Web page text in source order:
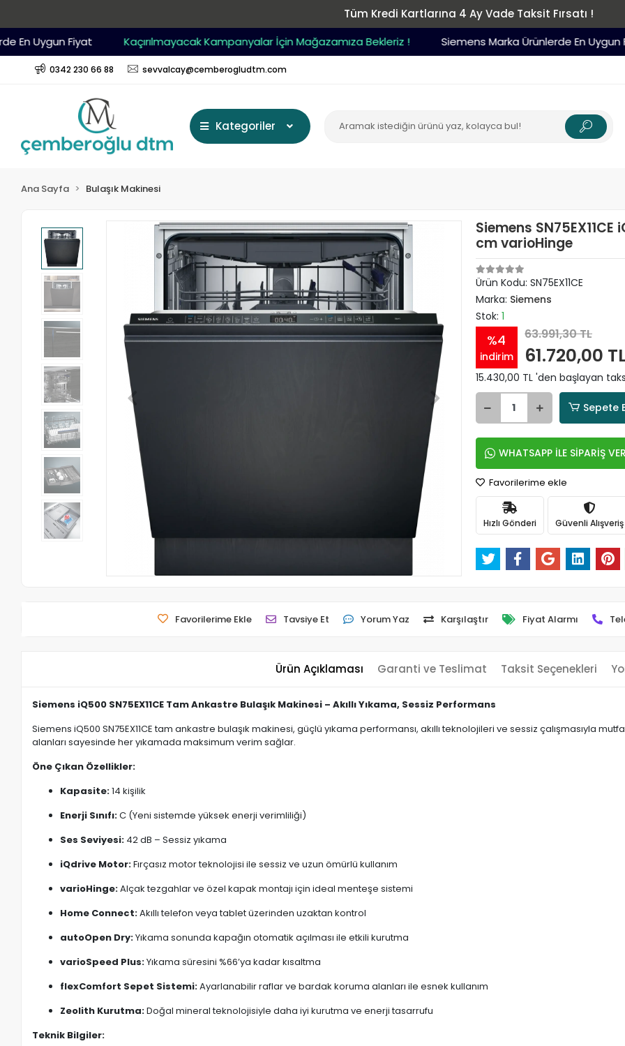
Tüm Kredi Kartlarına 4 Ay Vade Taksit Fırsatı !
Uygun Fiyat
Kaçırılmayacak Kampanyalar İçin Mağazamıza Bekleriz ! Siemens Marka Ürünlerde En Uygun Fiyat
0342 230 66 88 sevvalcay@cemberogludtm.com
Kategoriler
Ana Sayfa Bulaşık Makinesi
Siemens
cm varioHinge
Ürün Kodu: SN75EX11CE
Marka: Siemens
Stok: 1
%4
indirim
63.991,30 TL
61.720,00
15.430,00 TL 'den başlayan
Sepete
WHATSAPP İLE SİPARİŞ VER
Favorilerime ekle
Hızlı Gönderi Güvenli Alışveriş
Favorilerime Ekle Tavsiye Et Yorum Yaz Karşılaştır Fiyat Alarmı
Ürün Açıklaması Garanti ve Teslimat Taksit Seçenekleri
Siemens iQ500 SN75EX11CE Tam Ankastre Bulaşık Makinesi – Akıllı Yıkama, Sessiz Performans
Siemens iQ500 SN75EX11CE tam ankastre bulaşık makinesi, güçlü yıkama performansı, akıllı teknolojileri ve sessiz çalışmasıyla
alanları sayesinde her yıkamada maksimum verim sağlar.
Öne Çıkan Özellikler:
Kapasite:14 kişilik
Enerji Sınıfı:C (Yeni sistemde yüksek enerji verimliliği)
Ses Seviyesi: 42 dB – Sessiz yıkama
iQdrive Motor:Fırçasız motor teknolojisi ile sessiz ve uzun ömürlü kullanım
varioHinge:Alçak tezgahlar ve özel kapak montajı için ideal menteşe sistemi
Home Connect:Akıllı telefon veya tablet üzerinden uzaktan kontrol
autoOpen Dry:Yıkama sonunda kapağın otomatik açılması ile etkili kurutma
varioSpeed Plus:Yıkama süresini %66’ya kadar kısaltma
flexComfort Sepet Sistemi:Ayarlanabilir raflar ve bardak koruma alanları ile esnek kullanım
Zeolith Kurutma:Doğal mineral teknolojisiyle daha iyi kurutma ve enerji tasarrufu
Teknik Bilgiler: